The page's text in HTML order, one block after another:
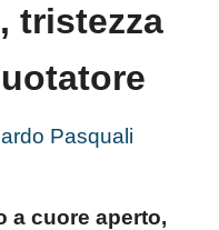
tristezza
Pasquali
a cuore aperto,